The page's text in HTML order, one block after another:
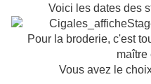
Voici les dates des
Pour la broderie, c'est
maître
Vous avez le